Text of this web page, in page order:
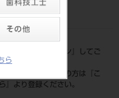
ら
EANコード
価格
ログイン
』してご
ださい。
ット会員登録がまだの方は『
こ
』より登録ください。